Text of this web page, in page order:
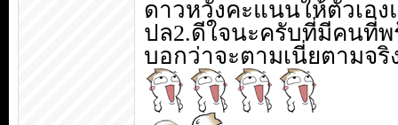
ดาวหวังคะแนนให้ตัวเอ
ปล2.ดีใจนะครับที่มีคนที่
บอกว่าจะตามเนี่ยตามจริ